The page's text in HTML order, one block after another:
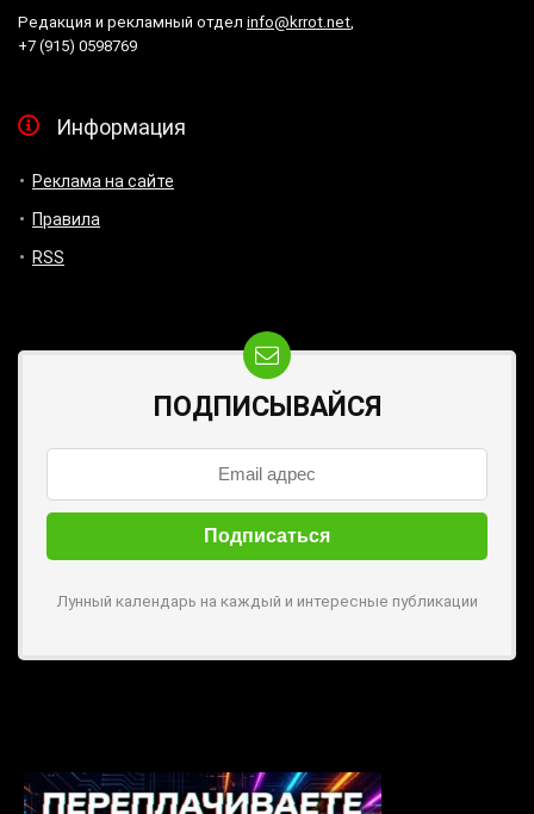
Редакция и рекламный отдел info@krrot.net
+7 (915) 0598769
Информация
Реклама на сайте
Правила
RSS
ПОДПИСЫВАЙСЯ
Лунный календарь на каждый и интересные публикации